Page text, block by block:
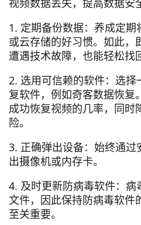
1. 定期备份数据：养成定
或云存储的好习惯。如此，
遭遇技术故障，也能轻松找
2. 选用可信赖的软件：选
复软件，例如奇客数据恢复
成功恢复视频的几率，同时
险。
3. 正确弹出设备：始终通
出摄像机或内存卡。
4. 及时更新防病毒软件：
文件，因此保持防病毒软件
至关重要。